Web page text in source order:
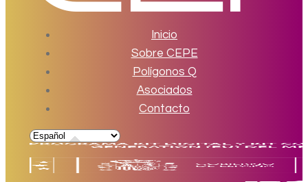
Inicio
Sobre CEPE
Polígonos Q
Asociados
Contacto